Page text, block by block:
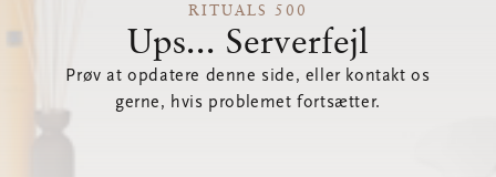
RITUALS 500
Ups... Serverfejl
Prøv at opdatere denne side, eller kontakt os
gerne, hvis problemet fortsætter.